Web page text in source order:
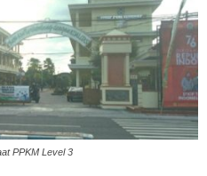
PPKM Level 3